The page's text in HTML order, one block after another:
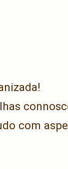
com